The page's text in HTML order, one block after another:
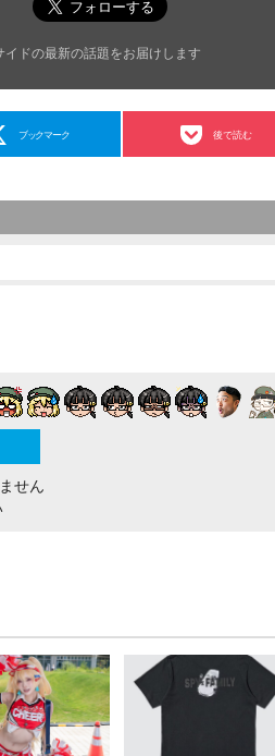
イドの最新の話題をお届けします
ブックマーク 後で読む
せん